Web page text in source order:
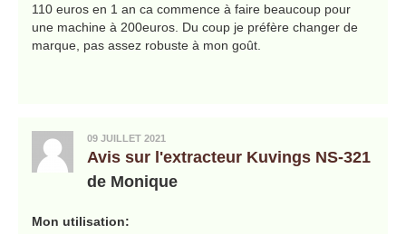
110 euros en 1 an ca commence à faire beaucoup pour
une machine à 200euros. Du coup je préfère changer de
marque, pas assez robuste à mon goût.
09 JUILLET 2021
Avis sur l'extracteur Kuvings NS-321
de Monique
Mon utilisation: